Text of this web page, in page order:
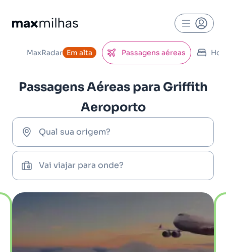
MaxRadar Em alta Passagens aéreas
Passagens Aéreas para Griffith
Aeroporto
Qual sua origem?
Vai viajar para onde?